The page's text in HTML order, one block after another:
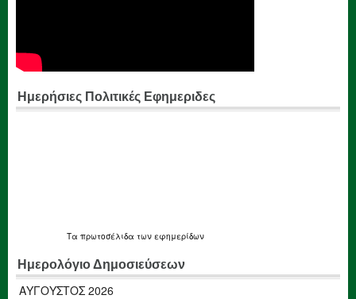
Ημερήσιες Πολιτικές Εφημεριδες
Τα πρωτοσέλιδα των εφημερίδων
Ημερολόγιο Δημοσιεύσεων
ΑΎΓΟΥΣΤΟΣ 2026